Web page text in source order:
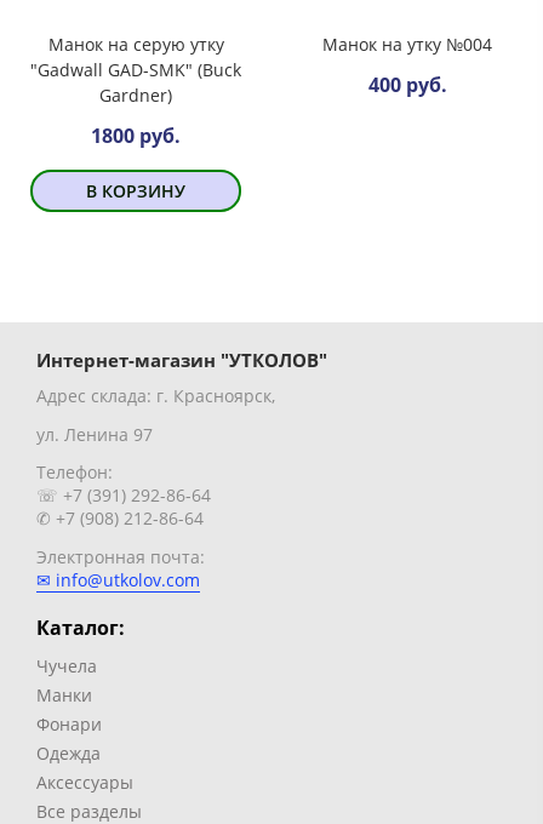
Манок на серую утку
"Gadwall GAD-SMK" (Buck
Gardner)
1800 руб.
В КОРЗИНУ
Манок на утку №004
400 руб.
Интернет-магазин "УТКОЛОВ"
Адрес склада: г. Красноярск,
ул. Ленина 97
Телефон:
☏ +7 (391) 292-86-64
✆ +7 (908) 212-86-64
Электронная почта:
✉ info@utkolov.com
Каталог:
Чучела
Манки
Фонари
Одежда
Аксессуары
Все разделы